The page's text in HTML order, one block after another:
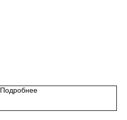
Подробнее